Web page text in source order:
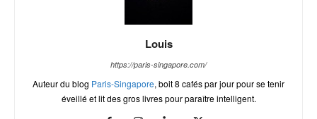
Louis
https://paris-singapore.com/
Auteur du blog Paris-Singapore, boit 8 cafés par jour pour se tenir
éveillé et lit des gros livres pour paraître intelligent.